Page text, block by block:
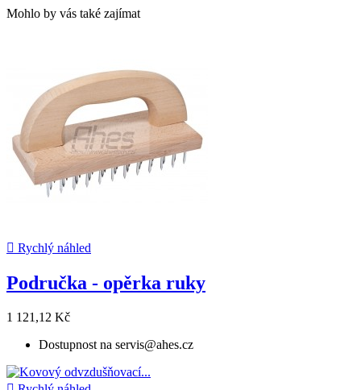
Mohlo by vás také zajímat
 Rychlý náhled
Područka - opěrka ruky
1 121,12 Kč
Dostupnost na servis@ahes.cz